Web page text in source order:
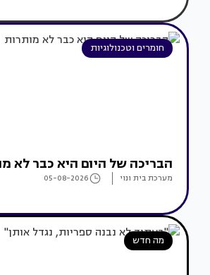
חומרים וטכנולוגיות
הבריכה של היום היא כבר לא
מערכת בית ונוי 05-08-2026
מה חדש